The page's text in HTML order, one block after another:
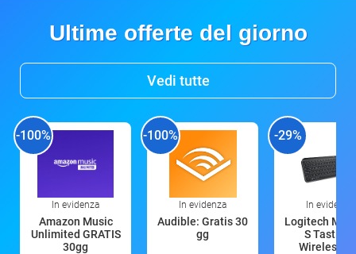
Ultime offerte del giorno
Vedi tutte
-100%
In evidenza
Amazon Music
Unlimited GRATIS
30gg
-100%
In evidenza
Audible: Gratis 30
gg
-29%
In evidenza
Logitech MX
S Tastiera
Wireless